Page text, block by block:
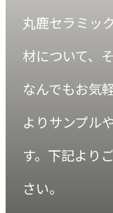
丸鹿セラミッ
材について、
なんでもお気
よりサンプル
す。 下記より
さい。